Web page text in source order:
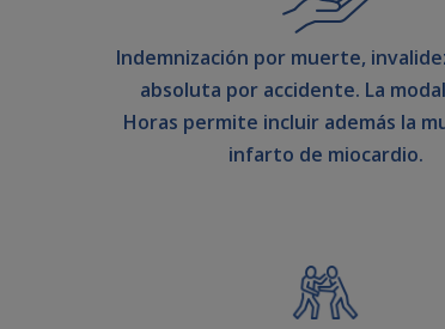
Indemnización por muerte,
absoluta por accidente. La
Horas permite incluir además la
infarto de miocardio.